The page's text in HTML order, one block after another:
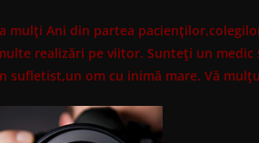
mulţi Ani din partea
realizări pe viitor. Sunteţi un medic
sufletist,un om cu inimă mare. Vă